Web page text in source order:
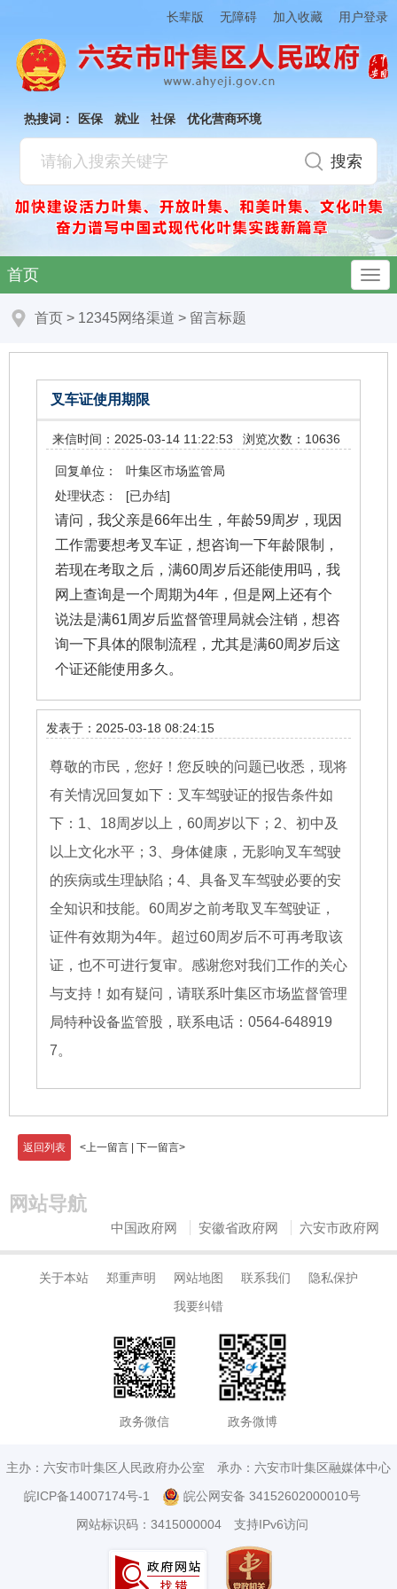
长辈版 无障碍 加入收藏 用户登录
热搜词： 医保 就业 社保 优化营商环境
首页
首页 > 12345网络渠道 > 留言标题
叉车证使用期限
来信时间：2025-03-14 11:22:53 浏览次数：10636
回复单位：
叶集区市场监管局
处理状态：
[已办结]
请问，我父亲是66年出生，年龄59周岁，现因
工作需要想考叉车证，想咨询一下年龄限制，
若现在考取之后，满60周岁后还能使用吗，我
网上查询是一个周期为4年，但是网上还有个
说法是满61周岁后监督管理局就会注销，想咨
询一下具体的限制流程，尤其是满60周岁后这
个证还能使用多久。
发表于：2025-03-18 08:24:15
尊敬的市民，您好！您反映的问题已收悉，现将
有关情况回复如下：叉车驾驶证的报告条件如
下：1、18周岁以上，60周岁以下；2、初中及
以上文化水平；3、身体健康，无影响叉车驾驶
的疾病或生理缺陷；4、具备叉车驾驶必要的安
全知识和技能。60周岁之前考取叉车驾驶证，
证件有效期为4年。超过60周岁后不可再考取该
证，也不可进行复审。感谢您对我们工作的关心
与支持！如有疑问，请联系叶集区市场监督管理
局特种设备监管股，联系电话：0564-648919
7。
返回列表 <上一留言 下一留言>
网站导航
中国政府网 安徽省政府网 六安市政府网
关于本站 郑重声明 网站地图 联系我们
隐私保护
我要纠错
政务微信 政务微博
主办：六安市叶集区人民政府办公室
承办：六安市叶集区融媒体中心
皖ICP备14007174号-1
皖公网安备 34152602000010号
网站标识码：3415000004
支持IPv6访问